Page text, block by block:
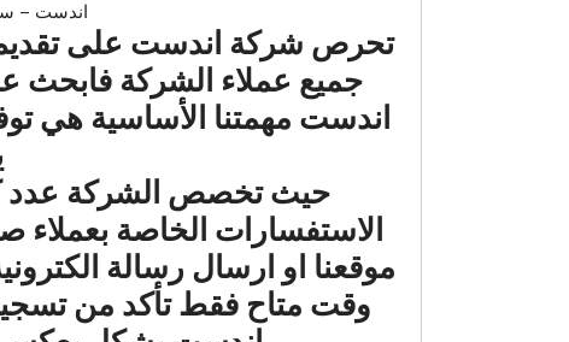
اندست – سخان الغاز –
تحرص شركة اندست على تقديم
جميع عملاء الشركة
اندست مهمتنا الأساسية هي
حيث تخصص الشركة عدد
الاستفسارات الخاصة
موقعنا او ارسال رسالة
وقت متاح فقط تأكد من